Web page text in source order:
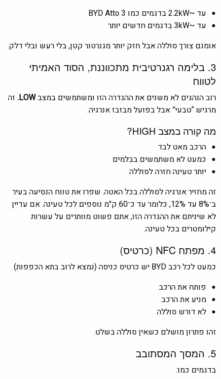
עד ~2.2kW בדגמים כמו
BYD Atto 3
עד ~3kW בדגמים חדשים יותר
אומנם צורך סוללה אבל חזק יותר מגנרטור קטן, בלי רעש ובלי דלק.
3. בלימה רגנרטיבית מתכווננת, הסוד האמיתי
לטווח
רוב הנהגים לא משנים את ההגדרה הזו ומשתמשים במצבLOW. זה
מרגיש “טבעי” אבל בפועל מבזבז אנרגיה.
מה קורה במצב HIGH?
הרכב מאט לבד
כמעט לא משתמשים בבלמים
יותר טעינה חזרה לסוללה
זה מחזיר אנרגיה לסוללה בכל האטה. שפרו את טווח הנסיעה בעיר
ב־8% עד 12%, כלומר עד כ־60 ק"מ נוספים לכל טעינה. אם עדיין
לא שיניתם את ההגדרה הזו, אתם פשוט מוותרים על עשרות
קילומטרים בכל טעינה.
4. מפתח NFC (כרטיס)
כמעט לכל רכב BYD יש כרטיס כניסה (נמצא לרוב בתא הכפפות)
פותח את הרכב
מניע את הרכב
לא דורש סוללה
זהו פתרון מושלם כשאין סוללה בשלט.
5. המסך המסתובב
בדגמים כמו: